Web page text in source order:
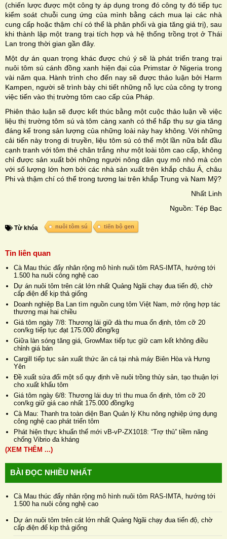
(chiến lược được một công ty áp dụng trong đó công ty đó tiếp tục
kiểm soát chuỗi cung ứng của mình bằng cách mua lại các nhà
cung cấp hoặc thậm chí có thể là phân phối và gia tăng giá trị), sau
khi thành lập một trang trại tích hợp và hệ thống trồng trọt ở Thái
Lan trong thời gian gần đây.
Một dự án quan trọng khác được chú ý sẽ là phát triển trang trại
nuôi tôm sú cánh đồng xanh hiện đại của Primstar ở Nigeria trong
vài năm qua. Hành trình cho đến nay sẽ được thảo luận bởi Harm
Kampen, người sẽ trình bày chi tiết những nỗ lực của công ty trong
việc tiến vào thị trường tôm cao cấp của Pháp.
Phiên thảo luận sẽ được kết thúc bằng một cuộc thảo luận về việc
liệu thị trường tôm sú và tôm càng xanh có thể hấp thụ sự gia tăng
đáng kể trong sản lượng của những loài này hay không. Với những
cải tiến này trong di truyền, liệu tôm sú có thể một lần nữa bắt đầu
cạnh tranh với tôm thẻ chân trắng như một loài tôm cao cấp, không
chỉ được sản xuất bởi những người nông dân quy mô nhỏ mà còn
với số lượng lớn hơn bởi các nhà sản xuất trên khắp châu Á, châu
Phi và thậm chí có thể trong tương lai trên khắp Trung và Nam Mỹ?
Nhất Linh
Nguồn: Tép Bạc
Từ khóa nuôi tôm sú tiến bộ gen
Tin liên quan
Cà Mau thúc đẩy nhân rộng mô hình nuôi tôm RAS-IMTA, hướng tới
1.500 ha nuôi công nghệ cao
Dự án nuôi tôm trên cát lớn nhất Quảng Ngãi chạy đua tiến độ, chờ
cấp điện để kịp thả giống
Doanh nghiệp Ba Lan tìm nguồn cung tôm Việt Nam, mở rộng hợp tác
thương mại hai chiều
Giá tôm ngày 7/8: Thương lái giữ đà thu mua ổn định, tôm cỡ 20
con/kg tiếp tục đạt 175.000 đồng/kg
Giữa làn sóng tăng giá, GrowMax tiếp tục giữ cam kết không điều
chỉnh giá bán
Cargill tiếp tục sản xuất thức ăn cá tại nhà máy Biên Hòa và Hưng
Yên
Đề xuất sửa đổi một số quy định về nuôi trồng thủy sản, tạo thuận lợi
cho xuất khẩu tôm
Giá tôm ngày 6/8: Thương lái duy trì thu mua ổn định, tôm cỡ 20
con/kg giữ giá cao nhất 175.000 đồng/kg
Cà Mau: Thanh tra toàn diện Ban Quản lý Khu nông nghiệp ứng dụng
công nghệ cao phát triển tôm
Phát hiện thực khuẩn thể mới vB-vP-ZX1018: “Trợ thủ” tiềm năng
chống Vibrio đa kháng
(XEM THÊM ...)
BÀI ĐỌC NHIỀU NHẤT
Cà Mau thúc đẩy nhân rộng mô hình nuôi tôm RAS-IMTA, hướng tới
1.500 ha nuôi công nghệ cao
Dự án nuôi tôm trên cát lớn nhất Quảng Ngãi chạy đua tiến độ, chờ
cấp điện để kịp thả giống